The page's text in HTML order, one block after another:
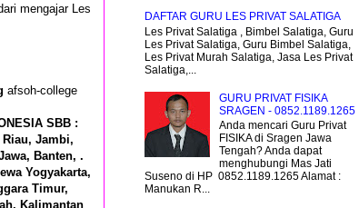
mengajar Les
afsoh-college
SBB :
Jambi,
Banten, .
Yogyakarta,
Timur,
Kalimantan
DAFTAR GURU LES PRIVAT SALATIGA
Les Privat Salatiga , Bimbel Salatiga, Guru
Les Privat Salatiga, Guru Bimbel Salatiga,
Les Privat Murah Salatiga, Jasa Les Privat
Salatiga,...
GURU PRIVAT FISIKA
SRAGEN - 0852.1189.1265
Anda mencari Guru Privat
FISIKA di Sragen Jawa
Tengah? Anda dapat
menghubungi Mas Jati
Suseno di HP 0852.1189.1265 Alamat :
Manukan R...